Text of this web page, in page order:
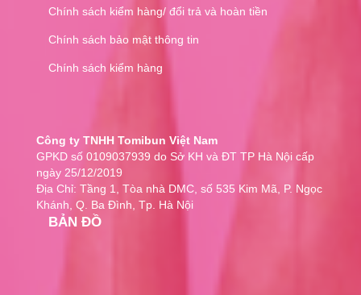
Chính sách kiểm hàng/ đổi trả và hoàn tiền
Chính sách bảo mật thông tin
Chính sách kiểm hàng
Công ty TNHH Tomibun Việt Nam
GPKD số 0109037939 do Sở KH và ĐT TP Hà Nội cấp
ngày 25/12/2019
Địa Chỉ: Tầng 1, Tòa nhà DMC, số 535 Kim Mã, P. Ngọc
Khánh, Q. Ba Đình, Tp. Hà Nội
BẢN ĐỒ